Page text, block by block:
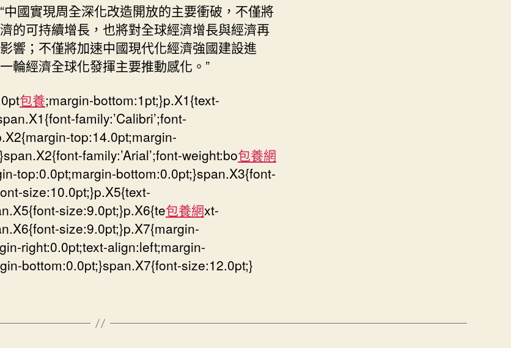
中國實現周全深化改造開放的主要衝破，不僅將
的可持續增長，也將對全球經濟增長與經濟再
響；不僅將加速中國現代化經濟強國建設進
輪經濟全球化發揮主要推動感化。”
包養;margin-bottom:1pt;}p.X1{text-
family:’Calibri’;font-
top:14.0pt;margin-
family:’Arial’;font-weight:bo包養網
top:0.0pt;margin-bottom:0.0pt;}span.X3{font-
size:10.0pt;}p.X5{text-
size:9.0pt;}p.X6{te包養網xt-
size:9.0pt;}p.X7{margin-
right:0.0pt;text-align:left;margin-
bottom:0.0pt;}span.X7{font-size:12.0pt;}